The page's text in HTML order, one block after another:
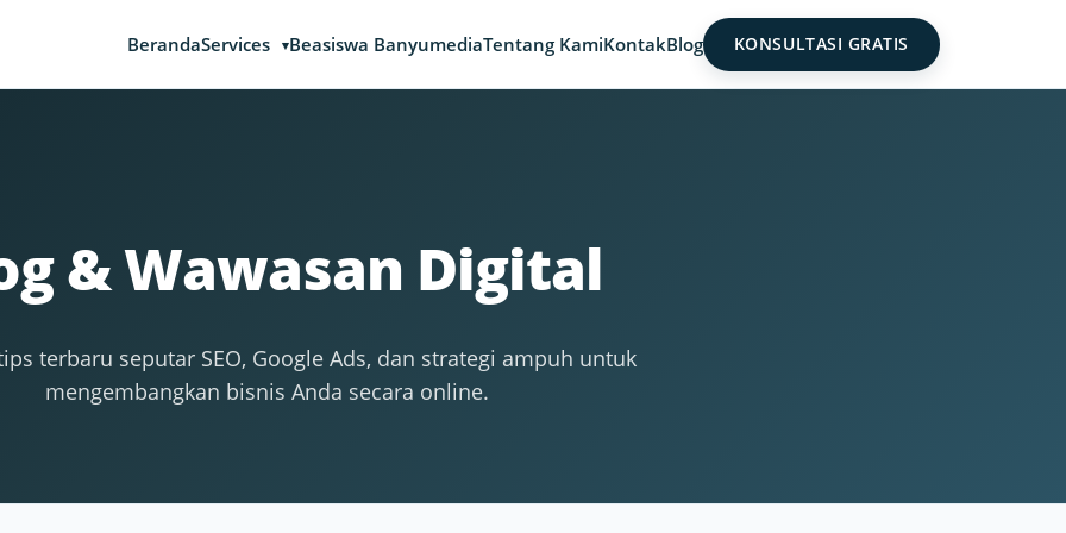
BerandaServices Beasiswa BanyumediaTentang KamiKontakBlog KONSULTASI GRATIS
& Wawasan Digital
terbaru seputar SEO, Google Ads, dan strategi ampuh untuk
mengembangkan bisnis Anda secara online.